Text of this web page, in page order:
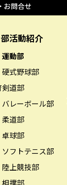
お問合せ
部活動紹介
運動部
硬式野球部
剣道部
バレーボール部
柔道部
卓球部
ソフトテニス部
陸上競技部
相撲部